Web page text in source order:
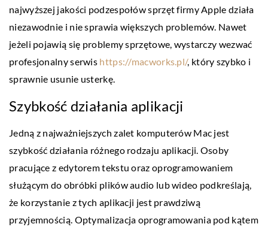
najwyższej jakości podzespołów sprzęt firmy Apple działa
niezawodnie i nie sprawia większych problemów. Nawet
jeżeli pojawią się problemy sprzętowe, wystarczy wezwać
profesjonalny serwis https://macworks.pl/, który szybko i
sprawnie usunie usterkę.
Szybkość działania aplikacji
Jedną z najważniejszych zalet komputerów Mac jest
szybkość działania różnego rodzaju aplikacji. Osoby
pracujące z edytorem tekstu oraz oprogramowaniem
służącym do obróbki plików audio lub wideo podkreślają,
że korzystanie z tych aplikacji jest prawdziwą
przyjemnością. Optymalizacja oprogramowania pod kątem